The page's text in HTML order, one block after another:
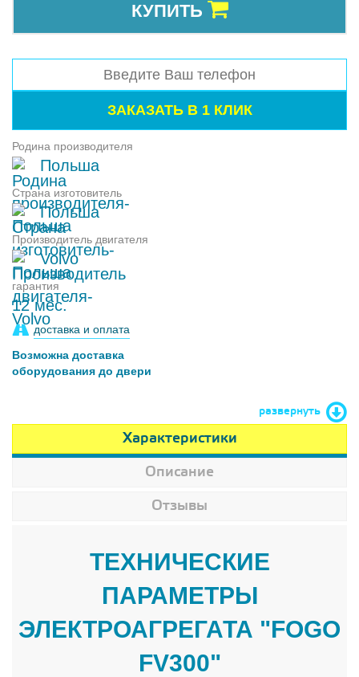
КУПИТЬ
Родина производителя
Польша
Страна изготовитель
Польша
Производитель двигателя
Volvo
гарантия
12 мес.
доставка и оплата
Возможна доставка
оборудования до двери
развернуть
Характеристики
Описание
Отзывы
ТЕХНИЧЕСКИЕ
ПАРАМЕТРЫ
ЭЛЕКТРОАГРЕГАТА "FOGO
FV300"